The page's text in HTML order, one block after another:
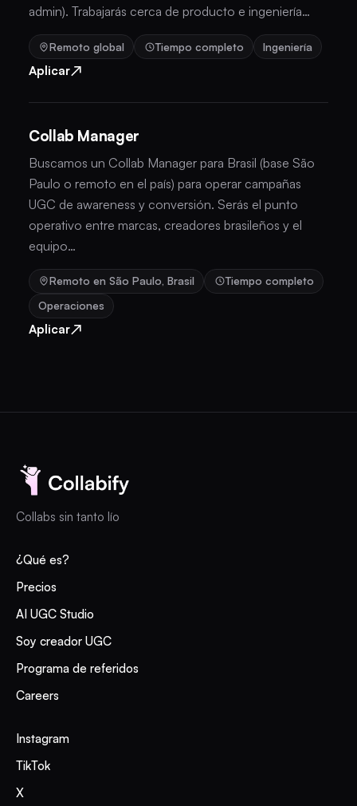
admin). Trabajarás cerca de producto e ingeniería…
Remoto global Tiempo completo Ingeniería
Aplicar↗
Collab Manager
Buscamos un Collab Manager para Brasil (base São
Paulo o remoto en el país) para operar campañas
UGC de awareness y conversión. Serás el punto
operativo entre marcas, creadores brasileños y el
equipo…
Remoto en São Paulo, Brasil
Tiempo completo
Operaciones
Aplicar↗
Collabs sin tanto lío
¿Qué es?
Precios
AI UGC Studio
Soy creador UGC
Programa de referidos
Careers
Instagram
TikTok
X